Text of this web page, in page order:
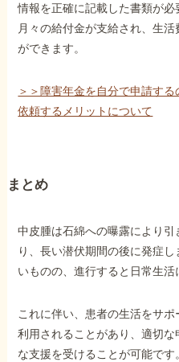
情報を正確に記載した書類が必
月々の給付金が支給され、生
ができます。
＞＞障害年金を自分で申請す
依頼するメリットについて
まとめ
中皮腫は石綿への曝露により
り、長い潜伏期間の後に発症
いものの、進行すると日常生活
これに伴い、患者の生活をサ
利用されることがあり、適切
な支援を受けることが可能で